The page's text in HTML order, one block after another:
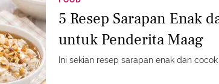
5 Resep Sarapan Enak
untuk Penderita Maag
Ini sekian resep sarapan enak dan